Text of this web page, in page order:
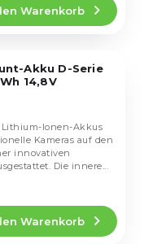
Warenkorb
Akku D-Serie
14,8V
Warenkorb
Ionen-Akkus
Kameras auf den
innovativen
Die innere...